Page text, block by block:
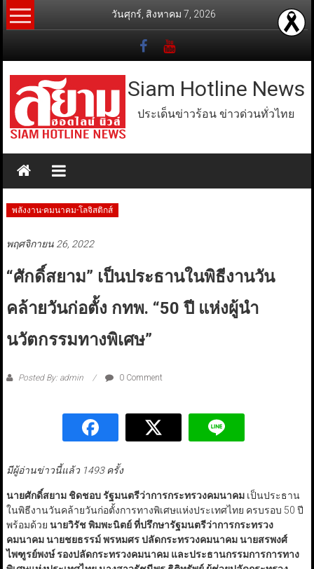
Skip
to
วันศุกร์, สิงหาคม 7, 2026
Siam Hotline News
ประเด็นข่าวร้อน ข่าวด่วนทั่วไทย
พลังงาน-คมนาคม-โลจิสติกส์
พฤศจิกายน 26, 2022
“ศักดิ์สยาม” เป็นประธานในพิธีงานวัน
คล้ายวันก่อตั้ง กทพ. “50 ปี แห่งผู้นำ
นวัตกรรมทางพิเศษ”
Posted By: admin 0 Comment
มีผู้อ่านข่าวนี้แล้ว 1493 ครั้ง
นายศักดิ์สยาม ชิดชอบ รัฐมนตรีว่าการกระทรวงคมนาคมเป็นประธาน
ในพิธีงานวันคล้ายวันก่อตั้งการทางพิเศษแห่งประเทศไทย ครบรอบ 50 ปี
พร้อมด้วย นายวิรัช พิมพะนิตย์ ที่ปรึกษารัฐมนตรีว่าการกระทรวง
คมนาคม นายชยธรรม์ พรหมศร ปลัดกระทรวงคมนาคม นายสรพงศ์
ไพฑูรย์พงษ์ รองปลัดกระทรวงคมนาคม และประธานกรรมการการทาง